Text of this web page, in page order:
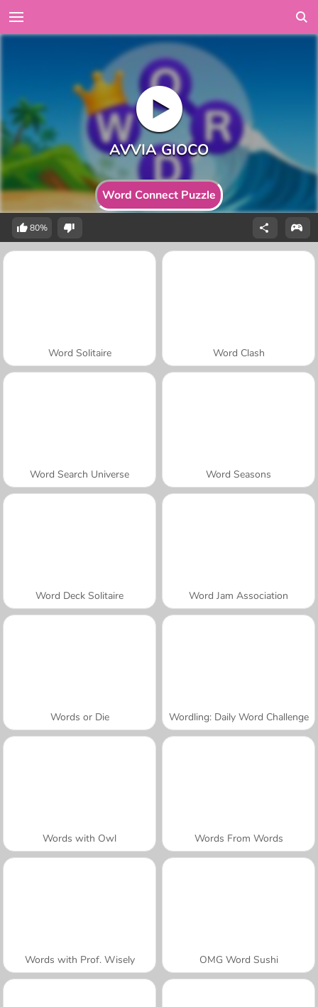
Word Connect Puzzle
80%
Word Solitaire Word Clash
Word Search Universe Word Seasons
Word Deck Solitaire Word Jam Association
Words or Die Wordling: Daily Word Challenge
Words with Owl Words From Words
Words with Prof. Wisely OMG Word Sushi